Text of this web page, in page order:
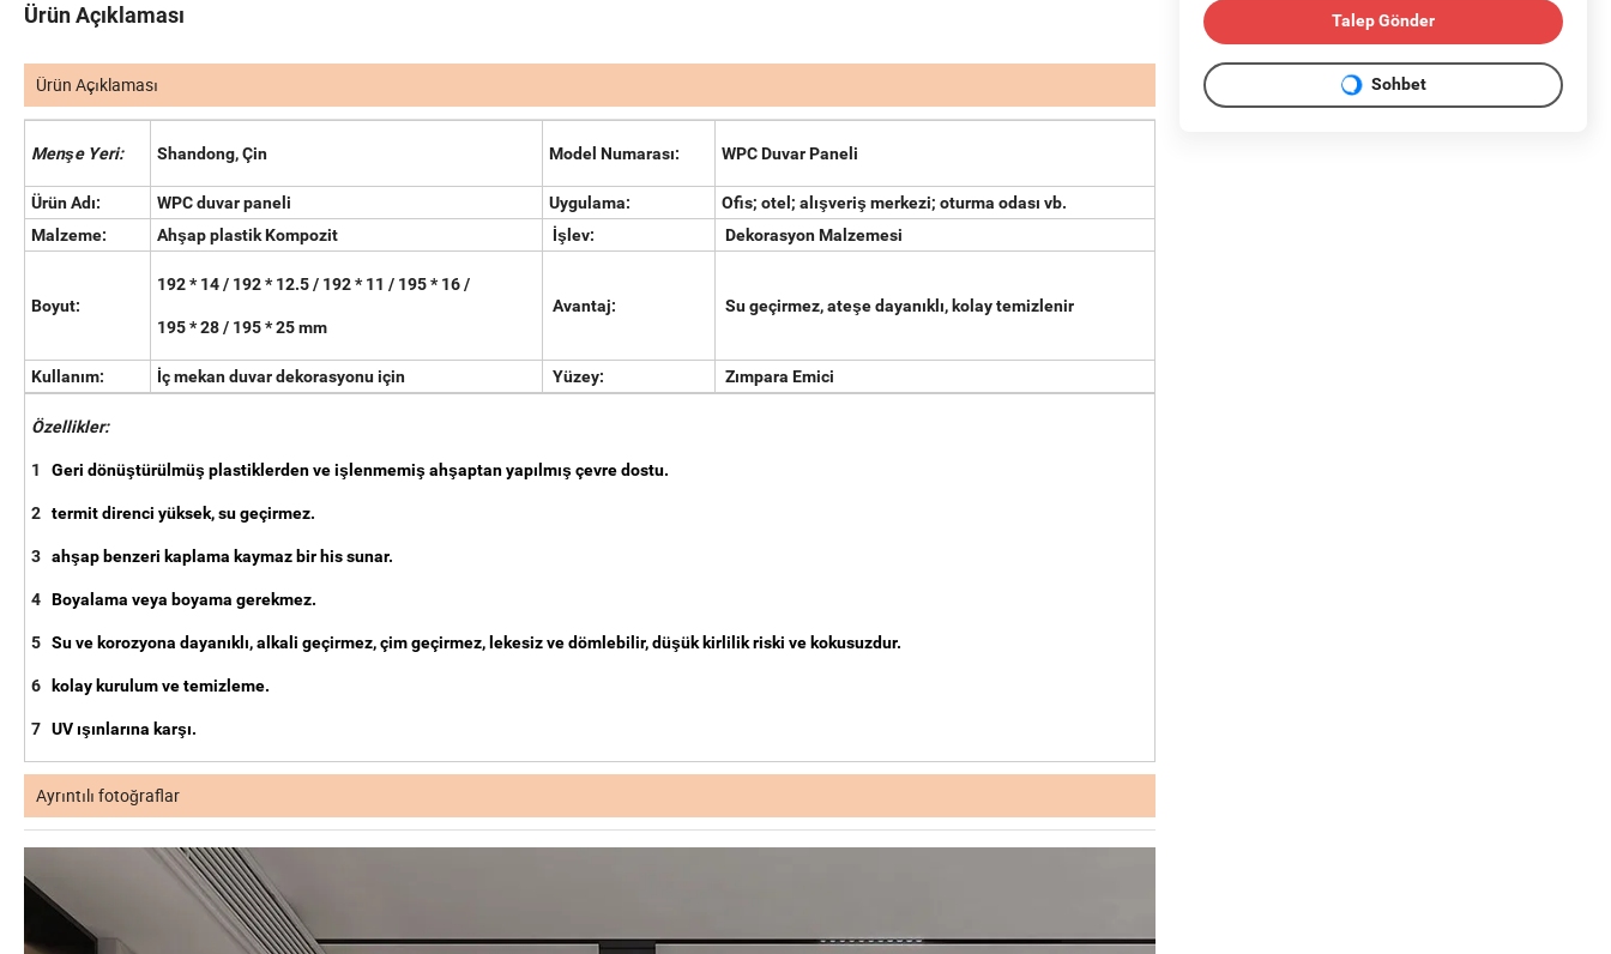
Ürün Açıklaması
Ürün Açıklaması
Menşe Yeri: Shandong, Çin Model Numarası: WPC Duvar Paneli
Ürün Adı: WPC duvar paneli Uygulama:
Ofis; otel; alışveriş merkezi; oturma odası vb.
Malzeme:
Ahşap plastik Kompozit İşlev: Dekorasyon Malzemesi
Boyut:
192 * 14 / 192 * 12.5 / 192 * 11 / 195 * 16 /
195 * 28 / 195 * 25 mm
Avantaj: Su geçirmez, ateşe dayanıklı, kolay temizlenir
Kullanım: İç mekan duvar dekorasyonu için Yüzey: Zımpara Emici
Özellikler:
1 Geri dönüştürülmüş plastiklerden ve işlenmemiş ahşaptan yapılmış çevre dostu.
2 termit direnci yüksek, su geçirmez.
3 ahşap benzeri kaplama kaymaz bir his sunar.
4 Boyalama veya boyama gerekmez.
5 Su ve korozyona dayanıklı, alkali geçirmez, çim geçirmez, lekesiz ve dömlebilir, düşük kirlilik riski ve kokusuzdur.
6 kolay kurulum ve temizleme.
7 UV ışınlarına karşı.
Ayrıntılı fotoğraflar
Talep Gönder
Sohbet